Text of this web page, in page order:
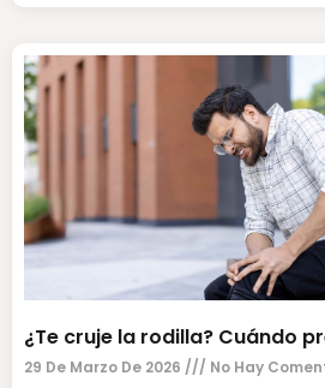
¿Te cruje la rodilla? Cuándo
29 De Marzo De 2026 No Hay